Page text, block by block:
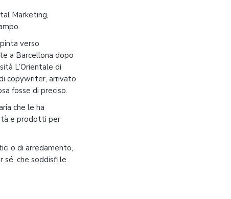
Marketing,
verso
a Barcellona dopo
L’Orientale di
copywriter, arrivato
fosse di preciso.
che le ha
e prodotti per
o di arredamento,
sé, che soddisfi le